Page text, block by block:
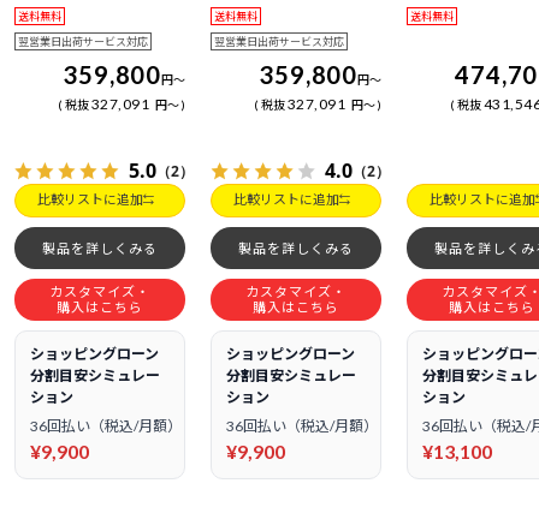
送料無料
翌営業日出荷サービス対応
359,800円～
税抜327,091 円～
5.0 （2）
比較リストに追加
製品を詳しくみる
カスタマイズ・
購入はこちら
ショッピングローン
分割目安シミュレー
ション
36回払い（税込/月額）
¥9,900
送料無料
翌営業日出荷サービス対応
359,800円～
税抜327,091 円～
4.0 （2）
比較リストに追加
製品を詳しくみる
カスタマイズ・
購入はこちら
ショッピングローン
分割目安シミュレー
ション
36回払い（税込/月額）
¥9,900
送料無料
税抜
比較リストに追加
製品を詳しくみ
カスタマイズ
購入はこちら
ショッピングロ
分割目安シミュ
ション
36回払い（税込/
¥13,100